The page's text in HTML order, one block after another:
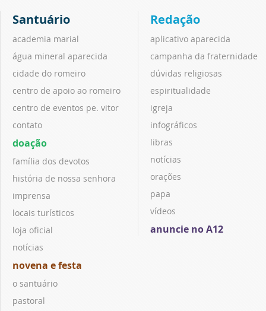
Santuário
academia marial
água mineral aparecida
cidade do romeiro
centro de apoio ao romeiro
centro de eventos pe. vitor
contato
doação
família dos devotos
história de nossa senhora
imprensa
locais turísticos
loja oficial
notícias
novena e festa
o santuário
pastoral
Redação
aplicativo aparecida
campanha da fraternidade
dúvidas religiosas
espiritualidade
igreja
infográficos
libras
notícias
orações
papa
vídeos
anuncie no A12